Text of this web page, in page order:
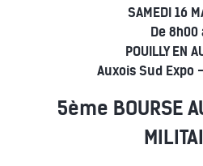
SAMEDI 16
De 8h00
POUILLY EN
Auxois Sud Expo
5ème BOURSE